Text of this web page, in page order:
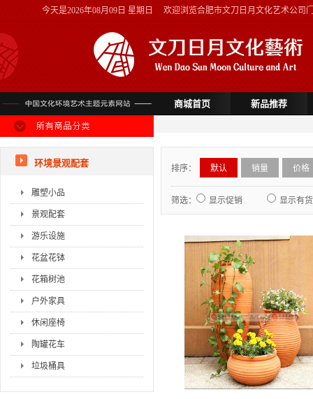
今天是2026年08月09日 星期日 欢迎浏览合肥市文刀日月文化艺术公司
商城首页 新品推荐
环境景观配套
雕塑小品
景观配套
游乐设施
花盆花钵
花箱树池
户外家具
休闲座椅
陶罐花车
垃圾桶具
排序： 默认 销量 价格
筛选： 显示促销 显示有货